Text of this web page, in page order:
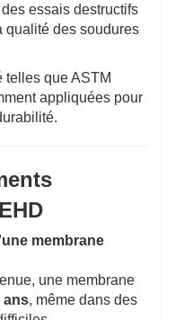
essais destructifs
qualité des soudures
telles que ASTM
appliquées pour
membrane
une membrane
ans, même dans des